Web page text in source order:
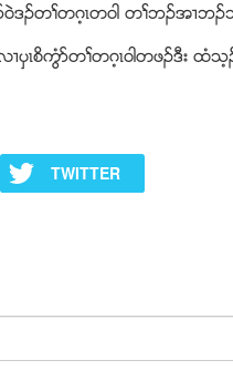
၀ဲဒဥတႈတဂ့ၚတ၀ါ တႈဘဥအ
ကြံဏတႈတဂ့ၚ၀ါတဖဥဒီး ထံသ့
TWITTER